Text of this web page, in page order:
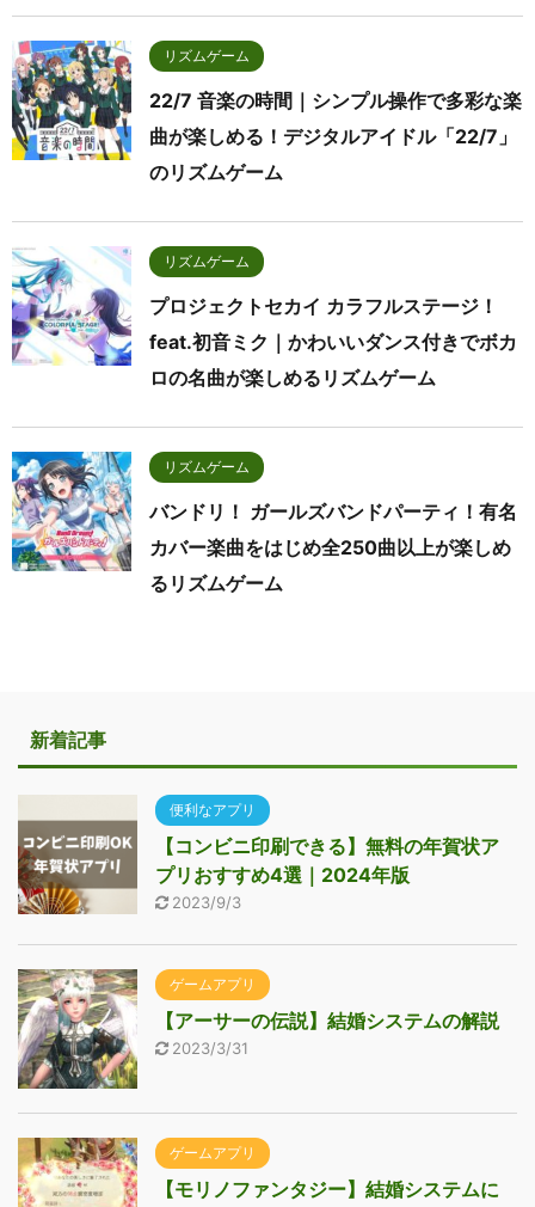
リズムゲーム
22/7 音楽の時間｜シンプル操作で多彩な楽
曲が楽しめる！デジタルアイドル「22/7」
のリズムゲーム
リズムゲーム
プロジェクトセカイ カラフルステージ！
feat.初音ミク｜かわいいダンス付きでボカ
ロの名曲が楽しめるリズムゲーム
リズムゲーム
バンドリ！ ガールズバンドパーティ！有名
カバー楽曲をはじめ全250曲以上が楽しめ
るリズムゲーム
新着記事
便利なアプリ
【コンビニ印刷できる】無料の年賀状ア
プリおすすめ4選｜2024年版
2023/9/3
ゲームアプリ
【アーサーの伝説】結婚システムの解説
2023/3/31
ゲームアプリ
【モリノファンタジー】結婚システムに